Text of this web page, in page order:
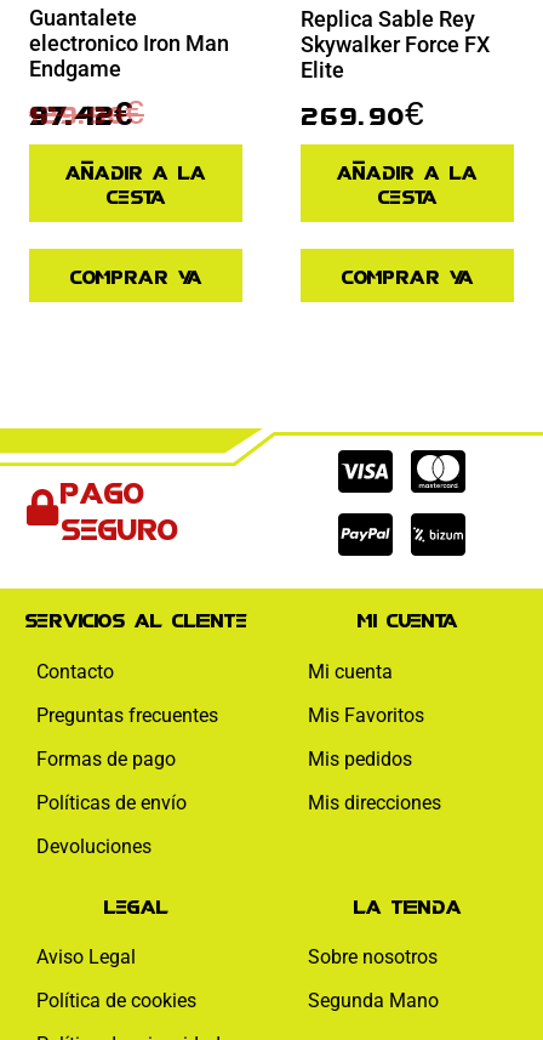
Guantalete
electronico Iron Man
Endgame
129.90€
97.42€
Añadir a la
cesta
Comprar ya
Replica Sable Rey
Skywalker Force FX
Elite
269.90€
Añadir a la
cesta
Comprar ya
Pago
seguro
Cc-
visa
Cc-
Cc-
paypal
Servicios al cliente
Contacto
Preguntas frecuentes
Formas de pago
Políticas de envío
Devoluciones
Mi cuenta
Mi cuenta
Mis Favoritos
Mis pedidos
Mis direcciones
Legal
Aviso Legal
Política de cookies
La tienda
Sobre nosotros
Segunda Mano